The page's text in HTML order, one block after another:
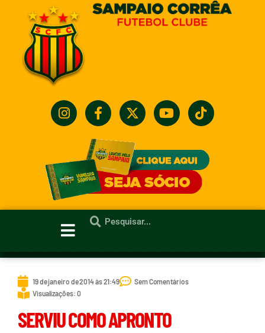
19 de janeiro de 2014 às 21:49
Sem Comentários
Visualizações: 0
SERVIU COMO APRONTO